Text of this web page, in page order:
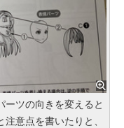
ーツの向きを変えると
意点を書いたりと、